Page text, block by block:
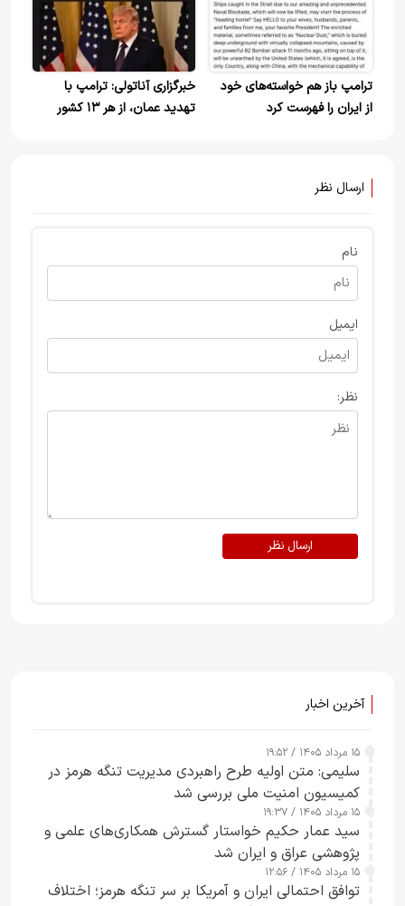
از قصد خود برای حمله‌ای
قدرتمند به ایران اطلاع داد
برنامه‌های هسته‌ای خود گام‌های
بیشتری بردارد
ترامپ باز هم خواسته‌های خود
از ایران را فهرست کرد
خبرگزاری آناتولی: ترامپ با
تهدید عمان، از هر ۱۳ کشور
ارسال نظر
نام
ایمیل
نظر:
ارسال نظر
آخرین اخبار
۱۵ مرداد ۱۴۰۵ / ۱۹:۵۲
سلیمی: متن اولیه طرح راهبردی مدیریت تنگه هرمز در
کمیسیون امنیت ملی بررسی شد
۱۵ مرداد ۱۴۰۵ / ۱۹:۳۷
سید عمار حکیم خواستار گسترش همکاری‌های علمی و
پژوهشی عراق و ایران شد
۱۵ مرداد ۱۴۰۵ / ۱۲:۵۶
توافق احتمالی ایران و آمریکا بر سر تنگه هرمز؛ اختلاف